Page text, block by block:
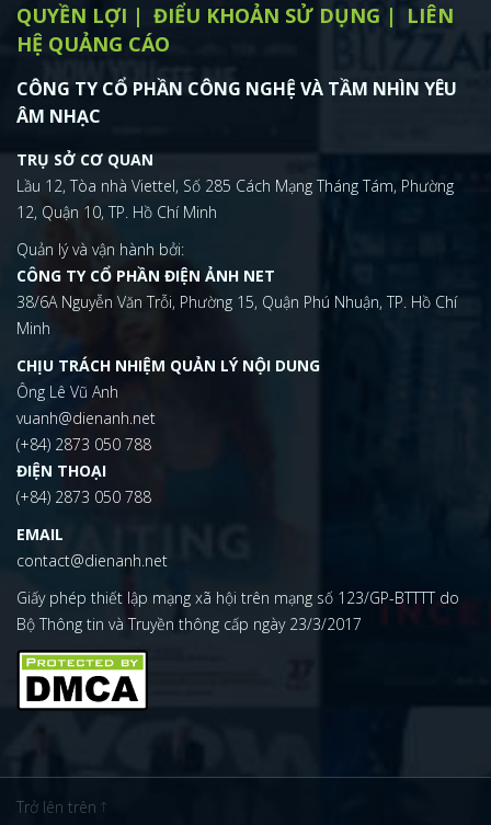
QUYỀN LỢI ĐIỂU KHOẢN SỬ DỤNG
LIÊN
HỆ QUẢNG CÁO
CÔNG TY CỔ PHẦN CÔNG NGHỆ VÀ TẦM NHÌN YÊU
ÂM NHẠC
TRỤ SỞ CƠ QUAN
Lầu 12, Tòa nhà Viettel, Số 285 Cách Mạng Tháng Tám, Phường
12, Quận 10, TP. Hồ Chí Minh
Quản lý và vận hành bởi:
CÔNG TY CỔ PHẦN ĐIỆN ẢNH NET
38/6A Nguyễn Văn Trỗi, Phường 15, Quận Phú Nhuận, TP. Hồ Chí
Minh
CHỊU TRÁCH NHIỆM QUẢN LÝ NỘI DUNG
Ông Lê Vũ Anh
vuanh@dienanh.net
(+84) 2873 050 788
ĐIỆN THOẠI
(+84) 2873 050 788
EMAIL
contact@dienanh.net
Giấy phép thiết lập mạng xã hội trên mạng số 123/GP-BTTTT do
Bộ Thông tin và Truyền thông cấp ngày 23/3/2017
Trở lên trên